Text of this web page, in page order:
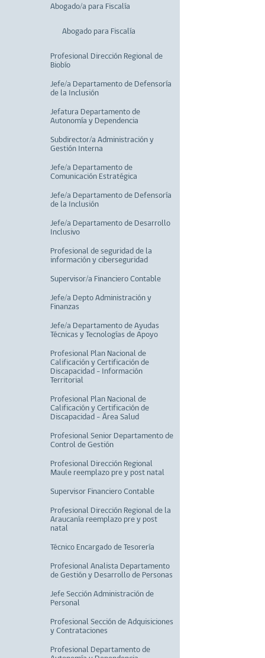
Abogado/a para Fiscalía
Abogado para Fiscalía
Profesional Dirección Regional de
Biobío
Jefe/a Departamento de Defensoría
de la Inclusión
Jefatura Departamento de
Autonomía y Dependencia
Subdirector/a Administración y
Gestión Interna
Jefe/a Departamento de
Comunicación Estratégica
Jefe/a Departamento de Defensoría
de la Inclusión
Jefe/a Departamento de Desarrollo
Inclusivo
Profesional de seguridad de la
información y ciberseguridad
Supervisor/a Financiero Contable
Jefe/a Depto Administración y
Finanzas
Jefe/a Departamento de Ayudas
Técnicas y Tecnologías de Apoyo
Profesional Plan Nacional de
Calificación y Certificación de
Discapacidad - Información
Territorial
Profesional Plan Nacional de
Calificación y Certificación de
Discapacidad – Área Salud
Profesional Senior Departamento de
Control de Gestión
Profesional Dirección Regional
Maule reemplazo pre y post natal
Supervisor Financiero Contable
Profesional Dirección Regional de la
Araucanía reemplazo pre y post
natal
Técnico Encargado de Tesorería
Profesional Analista Departamento
de Gestión y Desarrollo de Personas
Jefe Sección Administración de
Personal
Profesional Sección de Adquisiciones
y Contrataciones
Profesional Departamento de